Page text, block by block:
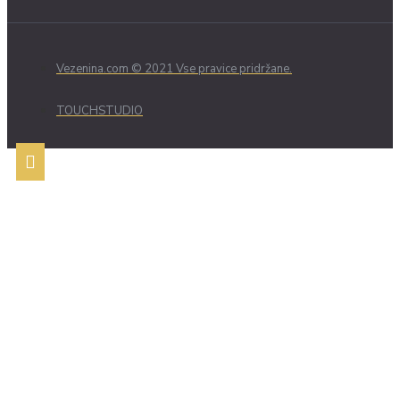
Vezenina.com © 2021 Vse pravice pridržane.
TOUCHSTUDIO